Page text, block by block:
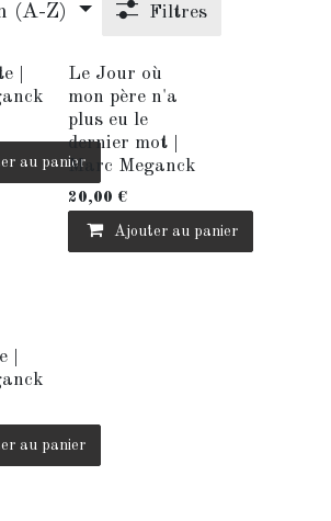
(A-Z) Filtres
|
au panier
Le Jour où
mon père n'a
plus eu le
dernier mot |
Marc Meganck
20,00 €
Ajouter au panier
|
au panier